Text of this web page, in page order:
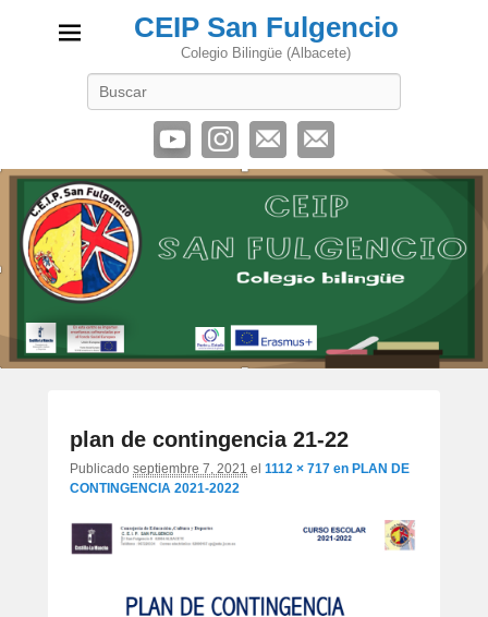
CEIP San Fulgencio
Colegio Bilingüe (Albacete)
plan de contingencia 21-22
Publicado septiembre 7, 2021 el 1112 × 717 en PLAN DE
CONTINGENCIA 2021-2022